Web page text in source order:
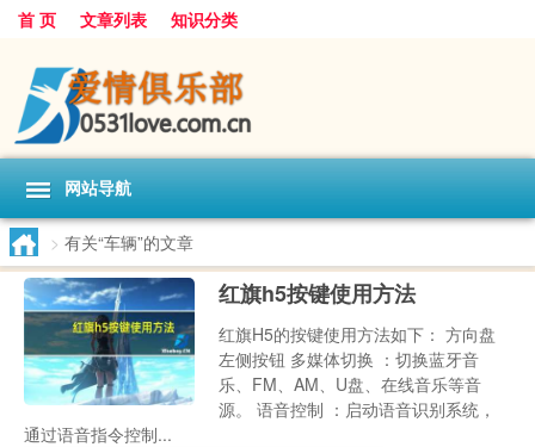
首 页 文章列表 知识分类
网站导航
> 有关“车辆”的文章
红旗h5按键使用方法
红旗H5的按键使用方法如下： 方向盘
左侧按钮 多媒体切换 ：切换蓝牙音
乐、FM、AM、U盘、在线音乐等音
源。 语音控制 ：启动语音识别系统，
通过语音指令控制...